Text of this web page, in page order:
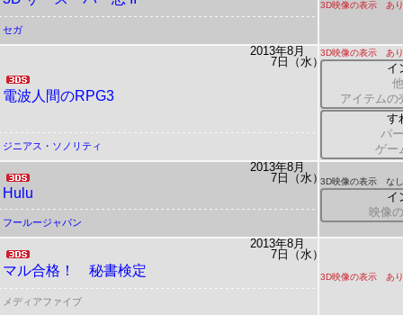
3D映像の表示 あり
セガ
2013年8月
7日（水）
電波人間のRPG3
3D映像の表示 あり
イ
アイテムの
す
パ
ゲー
ジニアス・ソノリティ
2013年8月
7日（水）
Hulu
3D映像の表示 なし
イ
映像
フールージャパン
2013年8月
7日（水）
マル合格！ 秘書検定 3D映像の表示 あり
メディアファイブ